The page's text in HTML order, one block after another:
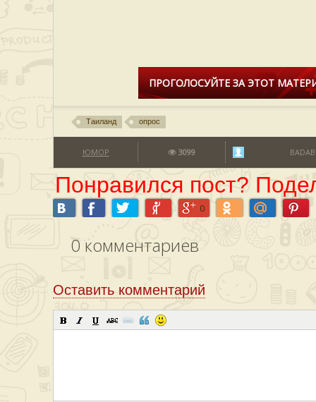
ПРОГОЛОСУЙТЕ ЗА ЭТОТ
Таиланд опрос
ЮМОР 3099
Понравился пост?
0
0 комментариев
Оставить комментарий